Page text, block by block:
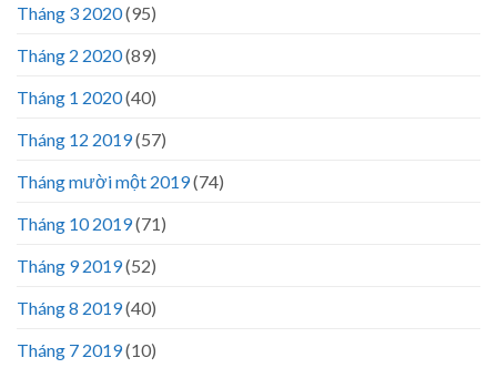
Tháng 3 2020(95)
Tháng 2 2020(89)
Tháng 1 2020(40)
Tháng 12 2019(57)
Tháng mười một 2019(74)
Tháng 10 2019(71)
Tháng 9 2019(52)
Tháng 8 2019(40)
Tháng 7 2019(10)